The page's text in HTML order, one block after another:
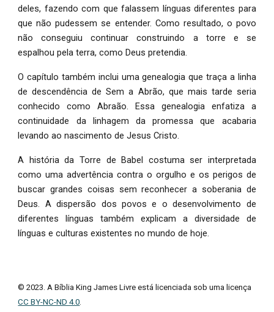
deles, fazendo com que falassem línguas diferentes para
que não pudessem se entender. Como resultado, o povo
não conseguiu continuar construindo a torre e se
espalhou pela terra, como Deus pretendia.
O capítulo também inclui uma genealogia que traça a linha
de descendência de Sem a Abrão, que mais tarde seria
conhecido como Abraão. Essa genealogia enfatiza a
continuidade da linhagem da promessa que acabaria
levando ao nascimento de Jesus Cristo.
A história da Torre de Babel costuma ser interpretada
como uma advertência contra o orgulho e os perigos de
buscar grandes coisas sem reconhecer a soberania de
Deus. A dispersão dos povos e o desenvolvimento de
diferentes línguas também explicam a diversidade de
línguas e culturas existentes no mundo de hoje.
© 2023. A Bíblia King James Livre está licenciada sob uma licença
CC BY-NC-ND 4.0.